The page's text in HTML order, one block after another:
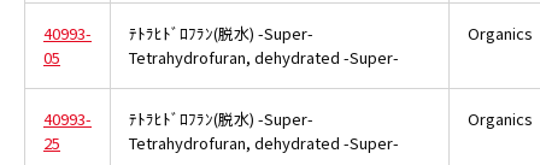
40993-
05
ﾃﾄﾗﾋﾄﾞﾛﾌﾗﾝ(脱水) -Super-
Tetrahydrofuran, dehydrated -Super-
Organics
40993-
25
ﾃﾄﾗﾋﾄﾞﾛﾌﾗﾝ(脱水) -Super-
Tetrahydrofuran, dehydrated -Super-
Organics